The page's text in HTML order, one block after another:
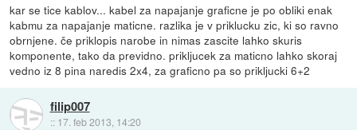
kar se tice kablov... kabel za napajanje graficne je po obliki enak
kabmu za napajanje maticne. razlika je v priklucku zic, ki so ravno
obrnjene. če priklopis narobe in nimas zascite lahko skuris
komponente, tako da previdno. prikljucek za maticno lahko skoraj
vedno iz 8 pina naredis 2x4, za graficno pa so prikljucki 6+2
filip007
:: 17. feb 2013, 14:20